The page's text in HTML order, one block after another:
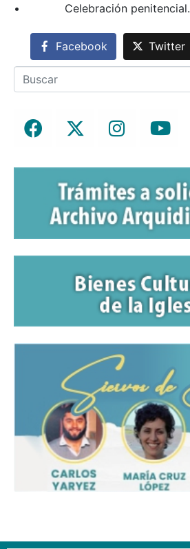
• Celebración penitencial.
Facebook Twitter